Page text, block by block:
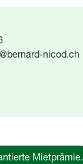
nicod.ch
Mietprämie.